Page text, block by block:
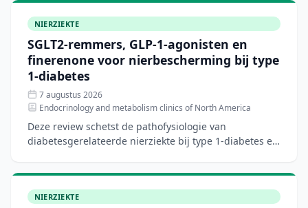
NIERZIEKTE
SGLT2-remmers, GLP-1-agonisten en
finerenone voor nierbescherming bij type
1-diabetes
7 augustus 2026
Endocrinology and metabolism clinics of North America
Deze review schetst de pathofysiologie van
diabetesgerelateerde nierziekte bij type 1-diabetes en
NIERZIEKTE